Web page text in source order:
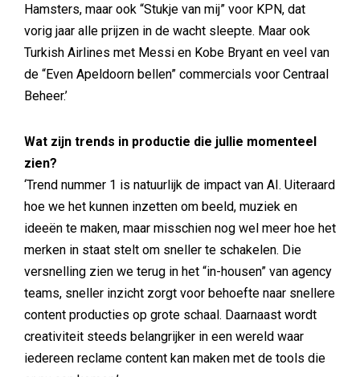
Hamsters, maar ook “Stukje van mij” voor KPN, dat
vorig jaar alle prijzen in de wacht sleepte. Maar ook
Turkish Airlines met Messi en Kobe Bryant en veel van
de “Even Apeldoorn bellen” commercials voor Centraal
Beheer.’
Wat zijn trends in productie die jullie momenteel
zien?
‘Trend nummer 1 is natuurlijk de impact van AI. Uiteraard
hoe we het kunnen inzetten om beeld, muziek en
ideeën te maken, maar misschien nog wel meer hoe het
merken in staat stelt om sneller te schakelen. Die
versnelling zien we terug in het “in-housen” van agency
teams, sneller inzicht zorgt voor behoefte naar snellere
content producties op grote schaal. Daarnaast wordt
creativiteit steeds belangrijker in een wereld waar
iedereen reclame content kan maken met de tools die